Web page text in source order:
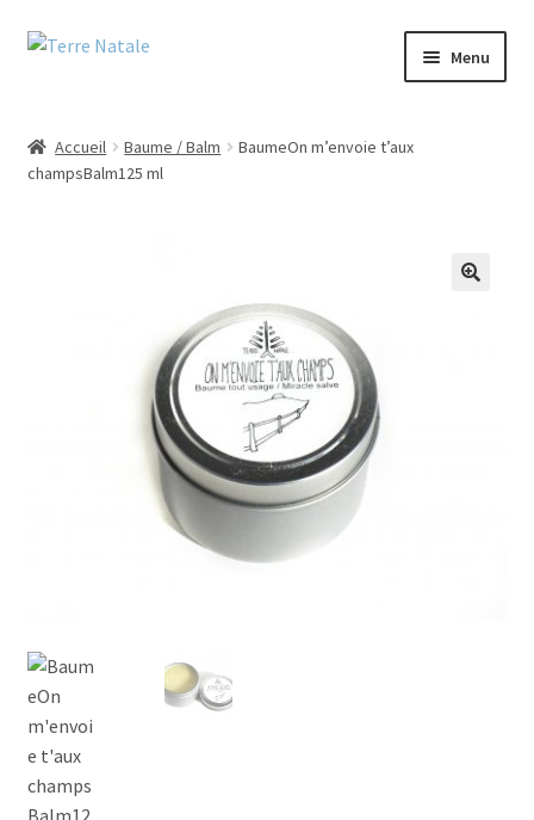
Aller
navigation
Aller
Menu
À propos/About
Commande/Checkout
Conditions de vente/Terms of service
Événements/Events
My custom checkout page
Panier/Cart
Accueil Baume / Balm
BaumeOn m’envoie t’aux
champsBalm125 ml